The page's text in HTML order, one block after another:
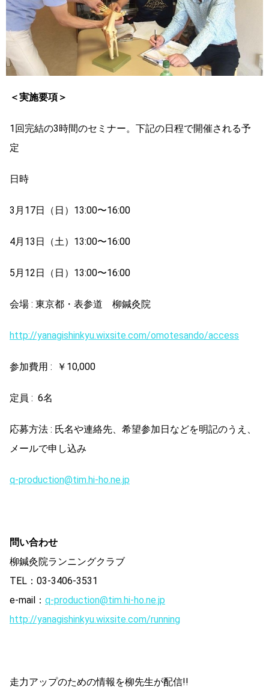
＜実施要項＞
1回完結の3時間のセミナー。下記の日程で開催される予
定
日時
3月17日（日）13:00〜16:00
4月13日（土）13:00〜16:00
5月12日（日）13:00〜16:00
会場 : 東京都・表参道 柳鍼灸院
http://yanagishinkyu.wixsite.com/omotesando/access
参加費用 : ￥10,000
定員 : 6名
応募方法 : 氏名や連絡先、希望参加日などを明記のうえ、
メールで申し込み
q-production@tim.hi-ho.ne.jp
問い合わせ
柳鍼灸院ランニングクラブ
TEL：03-3406-3531
e-mail： q-production@tim.hi-ho.ne.jp
http://yanagishinkyu.wixsite.com/running
走力アップのための情報を柳先生が配信!!